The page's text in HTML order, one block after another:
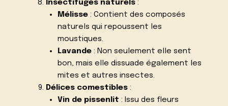
Insectifuges naturels:
Mélisse: Contient des composés
naturels qui repoussent les
moustiques.
Lavande: Non seulement elle sent
bon, mais elle dissuade également les
mites et autres insectes.
Délices comestibles:
Vin de pissenlit : Issu des fleurs